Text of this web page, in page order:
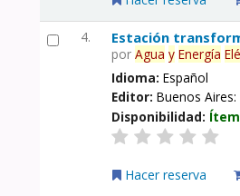
4. Estación
porAgua y Energía
Idioma:Español
Editor:Buenos Aires:
Disponibilidad:
Hacer reserva